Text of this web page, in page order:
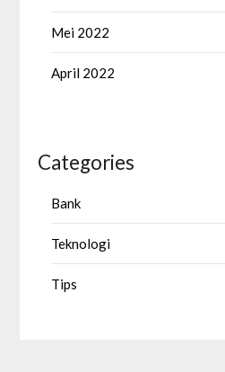
Mei 2022
April 2022
Categories
Bank
Teknologi
Tips